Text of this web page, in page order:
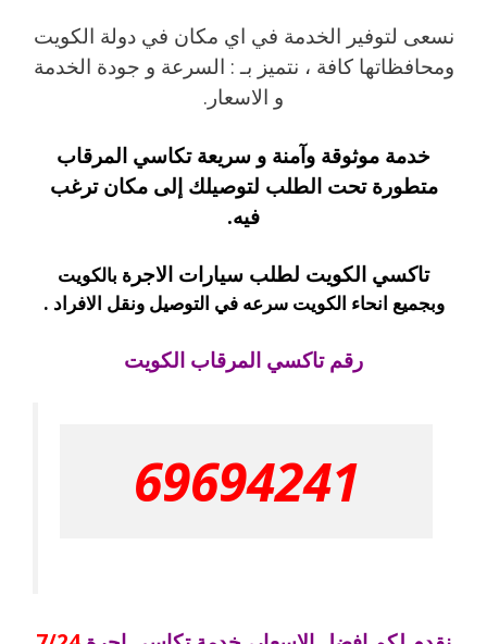
نسعى لتوفير الخدمة في اي مكان في دولة الكويت
ومحافظاتها كافة ، نتميز بـ : السرعة و جودة الخدمة
و الاسعار.
خدمة موثوقة وآمنة و سريعة تكاسي المرقاب
متطورة تحت الطلب لتوصيلك إلى مكان ترغب
فيه.
تاكسي الكويت لطلب سيارات الاجر ة بالكويت
وبجميع انحاء الكويت سرعه في التوصيل ونقل الافراد .
رقم تاكسي المرقاب الكويت
69694241